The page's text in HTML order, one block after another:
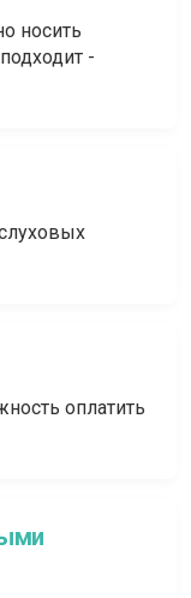
носить
-
оплатить